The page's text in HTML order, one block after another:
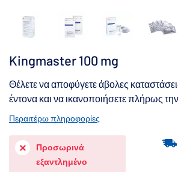
Kingmaster 100 mg
Θέλετε να αποφύγετε άβολες
έντονα και να ικανοποιήσετε πλήρως
το Kingmaster θα αποκτήσετε σταθερή
ήδη σε 20 λεπτά.
Περαιτέρω πληροφορίες
Προσωρινά
εξαντλημένο